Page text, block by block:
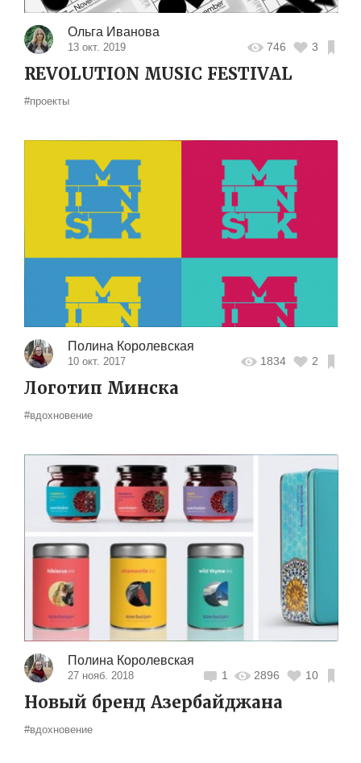
Ольга Иванова
13 окт. 2019 746 3
REVOLUTION MUSIC FESTIVAL
#проекты
Полина Королевская
10 окт. 2017 1834 2
Логотип Минска
#вдохновение
Полина Королевская
27 нояб. 2018 1 2896 10
Новый бренд Азербайджана
#вдохновение